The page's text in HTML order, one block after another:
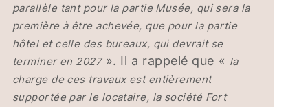
parallèle tant pour la partie Musée, qui sera la
première à être achevée, que pour la partie
hôtel et celle des bureaux, qui devrait se
terminer en 2027». Il a rappelé que « la
charge de ces travaux est entièrement
supportée par le locataire, la société Fort